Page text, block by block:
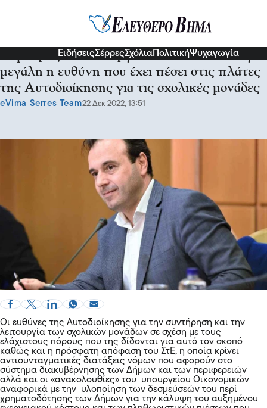
ΕιδήσειςΣέρρεςΣχόλια ΠολιτικήΨυχαγωγία
Δημήτρης Παπαστεργίου: Είναι δυσανάλογα
μεγάλη η ευθύνη που έχει πέσει στις πλάτες
της Αυτοδιοίκησης για τις σχολικές μονάδες
eVima Serres Team22 Δεκ 2022, 13:51
Οι ευθύνες της Αυτοδιοίκησης για την συντήρηση και την
λειτουργία των σχολικών μονάδων σε σχέση με τους
ελάχιστους πόρους που της δίδονται για αυτό τον σκοπό
καθώς και η πρόσφατη απόφαση του ΣτΕ, η οποία κρίνει
αντισυνταγματικές διατάξεις νόμων που αφορούν στο
σύστημα διακυβέρνησης των Δήμων και των περιφερειών
αλλά και οι «ανακολουθίες» του υπουργείου Οικονομικών
αναφορικά με την υλοποίηση των δεσμεύσεών του περί
χρηματοδότησης των Δήμων για την κάλυψη του αυξημένου